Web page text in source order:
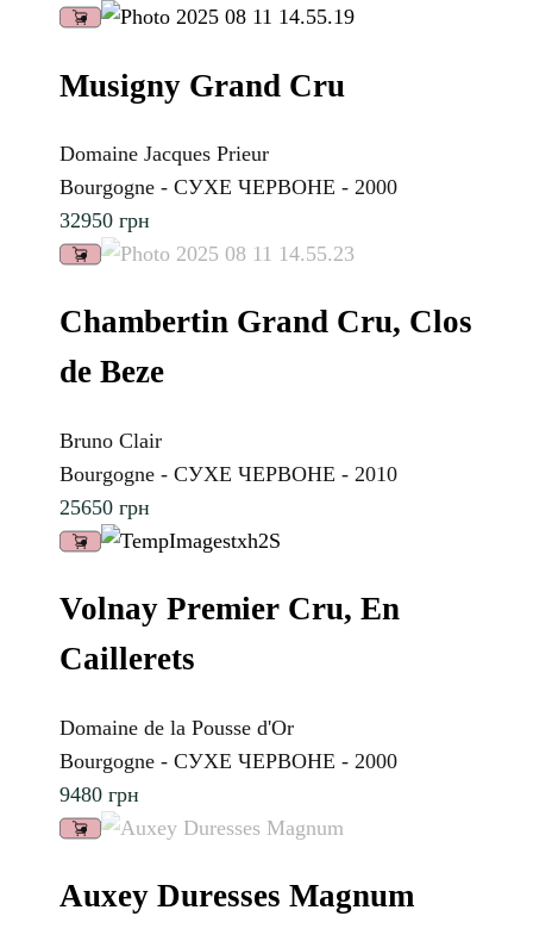
Musigny Grand Cru
Domaine Jacques Prieur
Bourgogne - СУХЕ ЧЕРВОНЕ - 2000
32950 грн
Chambertin Grand Cru, Clos
de Beze
Bruno Clair
Bourgogne - СУХЕ ЧЕРВОНЕ - 2010
25650 грн
Volnay Premier Cru, En
Caillerets
Domaine de la Pousse d'Or
Bourgogne - СУХЕ ЧЕРВОНЕ - 2000
9480 грн
Auxey Duresses Magnum